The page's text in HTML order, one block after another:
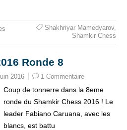
Shakhriyar Mamedyarov,
Shamkir Chess
Ronde 8
2016 1 Commentaire
Coup de tonnerre dans la 8eme
ronde du Shamkir Chess 2016 ! Le
leader Fabiano Caruana, avec les
blancs, est battu